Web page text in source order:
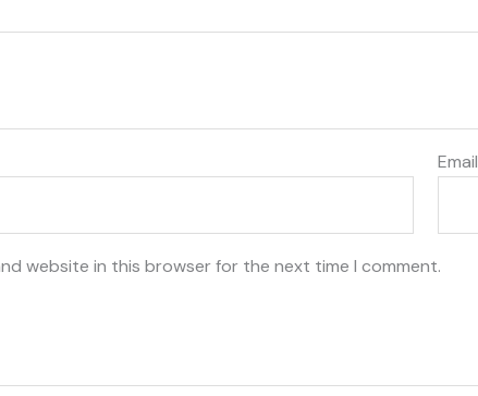
Email
website in this browser for the next time I comment.